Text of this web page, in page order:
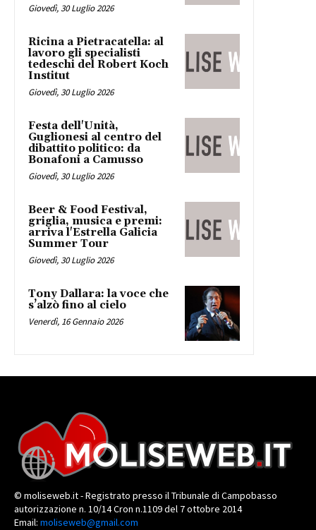
Giovedì, 30 Luglio 2026
Ricina a Pietracatella: al
lavoro gli specialisti
tedeschi del Robert Koch
Institut
Giovedì, 30 Luglio 2026
Festa dell'Unità,
Guglionesi al centro del
dibattito politico: da
Bonafoni a Camusso
Giovedì, 30 Luglio 2026
Beer & Food Festival,
griglia, musica e premi:
arriva l'Estrella Galicia
Summer Tour
Giovedì, 30 Luglio 2026
Tony Dallara: la voce che
s’alzò fino al cielo
Venerdì, 16 Gennaio 2026
© moliseweb.it - Registrato presso il Tribunale di Campobasso
autorizzazione n. 10/14 Cron n.1109 del 7 ottobre 2014
Email: moliseweb@gmail.com